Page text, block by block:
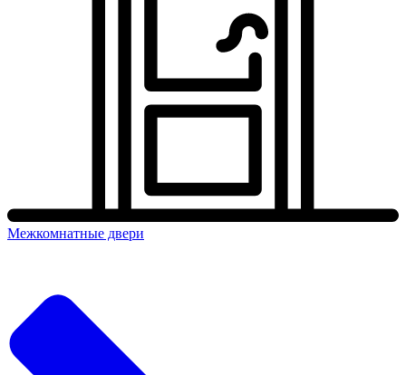
Межкомнатные двери